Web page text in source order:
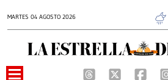
MARTES 04 AGOSTO 2026